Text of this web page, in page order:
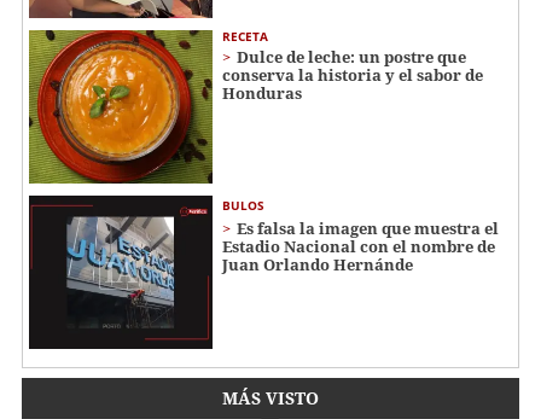
RECETA
Dulce de leche: un postre que
conserva la historia y el sabor de
Honduras
BULOS
Es falsa la imagen que muestra el
Estadio Nacional con el nombre de
Juan Orlando Hernánde
MÁS VISTO